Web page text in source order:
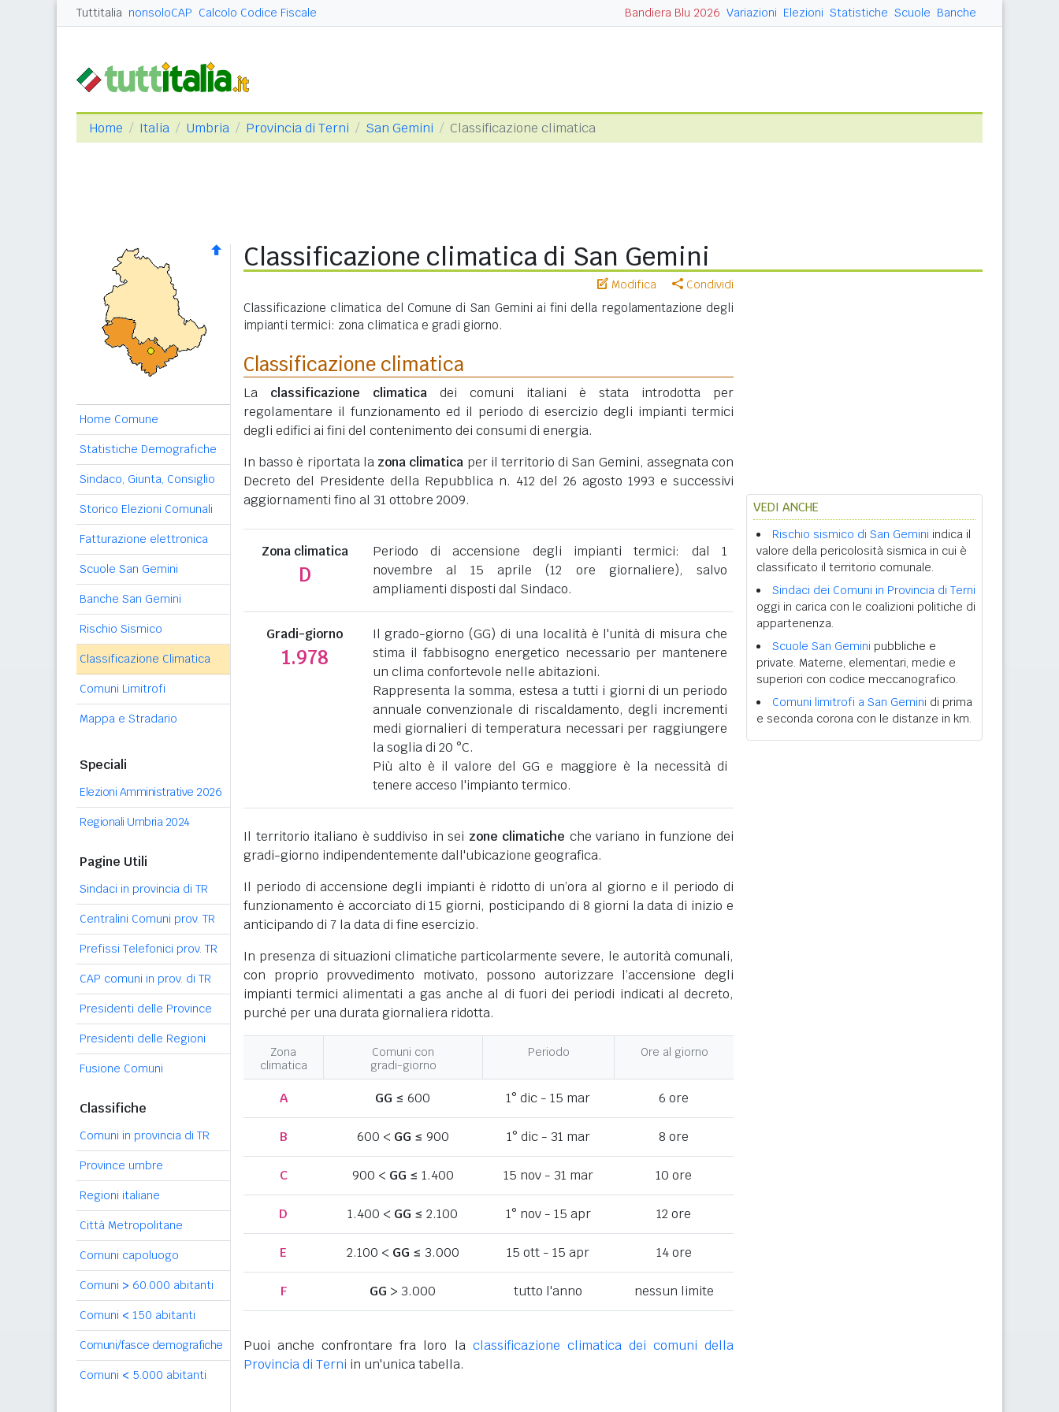
Tuttitalia nonsoloCAP Calcolo Codice Fiscale Bandiera Blu 2026 Variazioni Elezioni Statistiche Scuole Banche
Home Italia Umbria Provincia di Terni San Gemini Classificazione climatica
Home Comune
Statistiche Demografiche
Sindaco, Giunta, Consiglio
Storico Elezioni Comunali
Fatturazione elettronica
Scuole San Gemini
Banche San Gemini
Rischio Sismico
Classificazione Climatica
Comuni Limitrofi
Mappa e Stradario
Speciali
Elezioni Amministrative 2026
Regionali Umbria 2024
Pagine Utili
Sindaci in provincia di TR
Centralini Comuni prov. TR
Prefissi Telefonici prov. TR
CAP comuni in prov. di TR
Presidenti delle Province
Presidenti delle Regioni
Fusione Comuni
Classifiche
Comuni in provincia di TR
Province umbre
Regioni italiane
Città Metropolitane
Comuni capoluogo
Comuni > 60.000 abitanti
Comuni < 150 abitanti
Comuni/fasce demografiche
Comuni < 5.000 abitanti
Classificazione climatica di San Gemini
Modifica Condividi
Classificazione climatica del Comune di San Gemini ai fini della regolamentazione degli
impianti termici: zona climatica e gradi giorno.
Classificazione climatica
La classificazione climatica dei comuni italiani è stata introdotta per
regolamentare il funzionamento ed il periodo di esercizio degli impianti termici
degli edifici ai fini del contenimento dei consumi di energia.
In basso è riportata la zona climatica per il territorio di San Gemini, assegnata con
Decreto del Presidente della Repubblica n. 412 del 26 agosto 1993 e successivi
aggiornamenti fino al 31 ottobre 2009.
Zona climatica
D
Periodo di accensione degli impianti termici: dal 1
novembre al 15 aprile (12 ore giornaliere), salvo
ampliamenti disposti dal Sindaco.
Gradi-giorno
1.978
Il grado-giorno (GG) di una località è l'unità di misura che
stima il fabbisogno energetico necessario per mantenere
un clima confortevole nelle abitazioni.
Rappresenta la somma, estesa a tutti i giorni di un periodo
annuale convenzionale di riscaldamento, degli incrementi
medi giornalieri di temperatura necessari per raggiungere
la soglia di 20 °C.
Più alto è il valore del GG e maggiore è la necessità di
tenere acceso l'impianto termico.
Il territorio italiano è suddiviso in sei zone climatiche che variano in funzione dei
gradi-giorno indipendentemente dall'ubicazione geografica.
Il periodo di accensione degli impianti è ridotto di un’ora al giorno e il periodo di
funzionamento è accorciato di 15 giorni, posticipando di 8 giorni la data di inizio e
anticipando di 7 la data di fine esercizio.
In presenza di situazioni climatiche particolarmente severe, le autorità comunali,
con proprio provvedimento motivato, possono autorizzare l’accensione degli
impianti termici alimentati a gas anche al di fuori dei periodi indicati al decreto,
purché per una durata giornaliera ridotta.
Zona
climatica
Comuni con
gradi-giorno
Periodo Ore al giorno
A GG ≤ 600 1° dic - 15 mar 6 ore
B 600 < GG ≤ 900 1° dic - 31 mar 8 ore
C 900 < GG ≤ 1.400 15 nov - 31 mar 10 ore
D 1.400 < GG ≤ 2.100 1° nov - 15 apr 12 ore
E 2.100 < GG ≤ 3.000 15 ott - 15 apr 14 ore
F GG > 3.000 tutto l'anno nessun limite
Puoi anche confrontare fra loro la classificazione climatica dei comuni della
Provincia di Terni in un'unica tabella.
VEDI ANCHE
Rischio sismico di San Gemini indica il
valore della pericolosità sismica in cui è
classificato il territorio comunale.
Sindaci dei Comuni in Provincia di Terni
oggi in carica con le coalizioni politiche di
appartenenza.
Scuole San Gemini pubbliche e
private. Materne, elementari, medie e
superiori con codice meccanografico.
Comuni limitrofi a San Gemini di prima
e seconda corona con le distanze in km.